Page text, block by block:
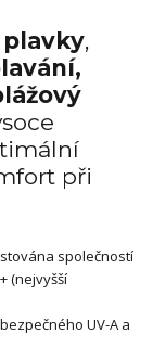
,
při
společností
(nejvyšší
UV-A a